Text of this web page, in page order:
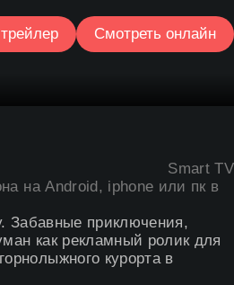
Смотреть онлайн
Smart TV
на Android, iphone или пк в
Забавные приключения,
как рекламный ролик для
курорта в